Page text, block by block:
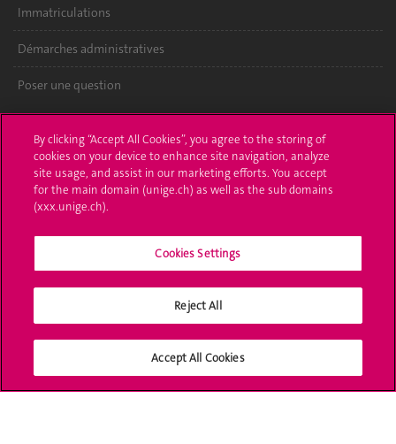
Immatriculations
Démarches administratives
Poser une question
UNIGE Mobile
Médias
Offres d'emploi
Bibliothèque
Médias sociaux UNIGE
By clicking “Accept All Cookies”, you agree to the storing of
cookies on your device to enhance site navigation, analyze
site usage, and assist in our marketing efforts. You accept
for the main domain (unige.ch) as well as the sub domains
(xxx.unige.ch).
Cookies Settings
Reject All
Accept All Cookies